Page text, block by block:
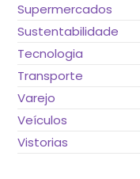
Supermercados
Sustentabilidade
Tecnologia
Transporte
Varejo
Veículos
Vistorias